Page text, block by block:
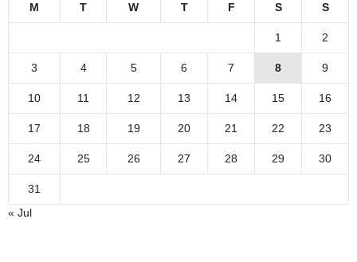
M T W T F S S
1 2
3 4 5 6 7 8 9
10 11 12 13 14 15 16
17 18 19 20 21 22 23
24 25 26 27 28 29 30
31
« Jul